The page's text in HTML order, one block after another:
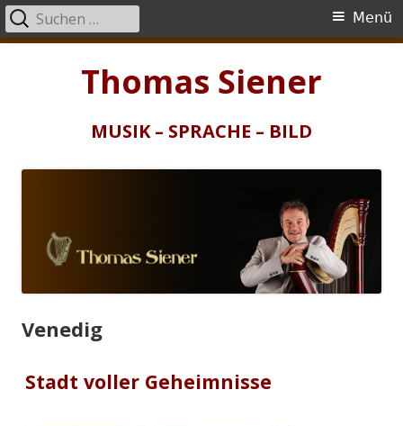
Thomas Siener
MUSIK – SPRACHE – BILD
Primäres
Menü
Suchen
nach:
Venedig
Stadt voller Geheimnisse